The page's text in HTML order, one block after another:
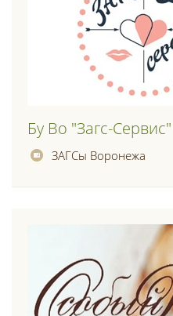
Бу Во "загс-Сервис"
ЗАГСы Воронежа